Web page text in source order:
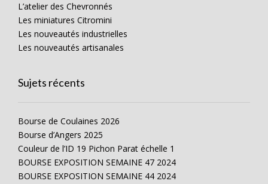
L’atelier des Chevronnés
Les miniatures Citromini
Les nouveautés industrielles
Les nouveautés artisanales
Sujets récents
Bourse de Coulaines 2026
Bourse d’Angers 2025
Couleur de l’ID 19 Pichon Parat échelle 1
BOURSE EXPOSITION SEMAINE 47 2024
BOURSE EXPOSITION SEMAINE 44 2024